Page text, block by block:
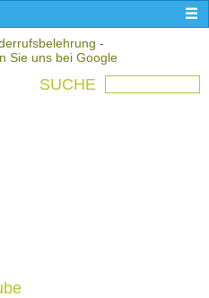
-
Sie uns bei Google
SUCHE